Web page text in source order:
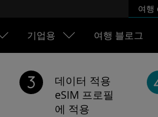
여행
기업용 여행 블로그
데이터 적용
eSIM 프로필
에 적용